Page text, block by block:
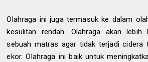
Olahraga ini juga termasuk ke dalam
kesulitan rendah. Olahraga akan
sebuah matras agar tidak terjadi cidera
ekor. Olahraga ini baik untuk